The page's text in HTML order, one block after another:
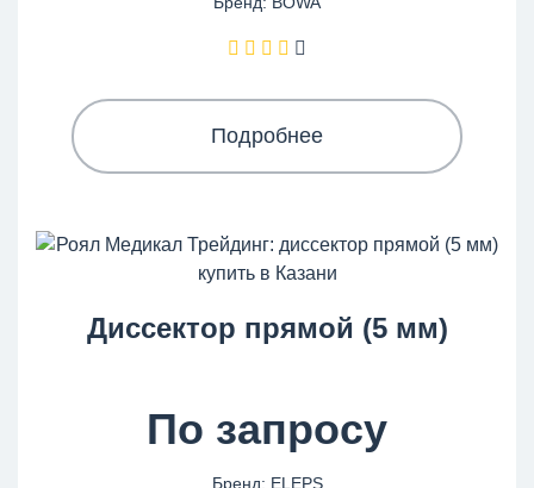
Подробнее
Диссектор прямой (5 мм)
По запросу
Бренд: ELEPS